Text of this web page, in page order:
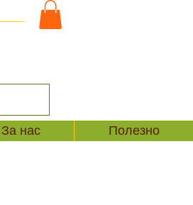
За нас Полезно